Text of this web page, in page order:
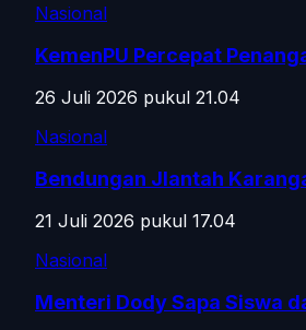
Nasional
KemenPU Percepat
26 Juli 2026 pukul 21.04
Nasional
Bendungan Jlantah
21 Juli 2026 pukul 17.04
Nasional
Menteri Dody Sapa Siswa